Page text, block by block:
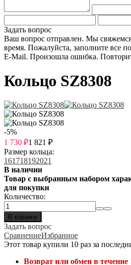
Задать вопрос
Ваш вопрос отправлен. Мы
время. Пожалуйста, заполните все
E-Mail. Произошла ошибка.
Кольцо SZ8308
-5%
1 730 ₽1 821 ₽
Размер кольца:
161718192021
В наличии
Товар с выбранным набором
для покупки
Количество:
В корзину
Задать вопрос
СравнениеИзбранное
Этот товар купили 10 раз за
Возврат или обмен в течение